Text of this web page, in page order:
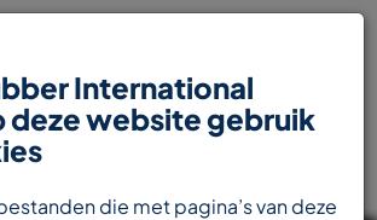
International
deze website gebruik
die met pagina’s van deze